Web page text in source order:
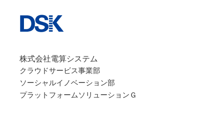
株式会社電算システム
クラウドサービス事業部
ソーシャルイノベーション部
プラットフォームソリューションＧ